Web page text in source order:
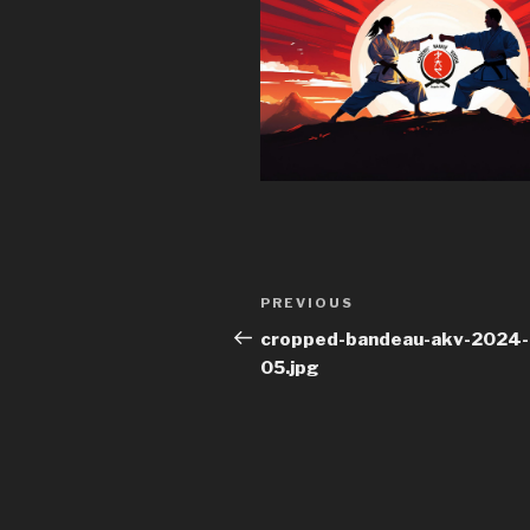
Post
navigation
Previous
Post
PREVIOUS
cropped-bandeau-akv-
05.jpg